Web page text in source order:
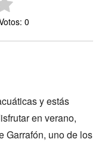
0
y estás
en verano,
Garrafón, uno de los